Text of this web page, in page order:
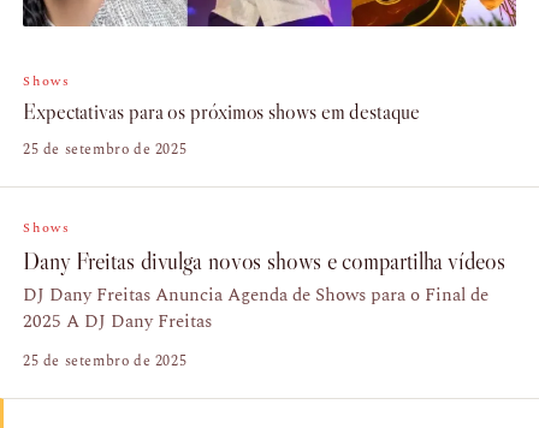
Shows
Expectativas para os próximos shows em destaque
25 de setembro de 2025
Shows
Dany Freitas divulga novos shows e compartilha vídeos
DJ Dany Freitas Anuncia Agenda de Shows para o Final de
2025 A DJ Dany Freitas
25 de setembro de 2025